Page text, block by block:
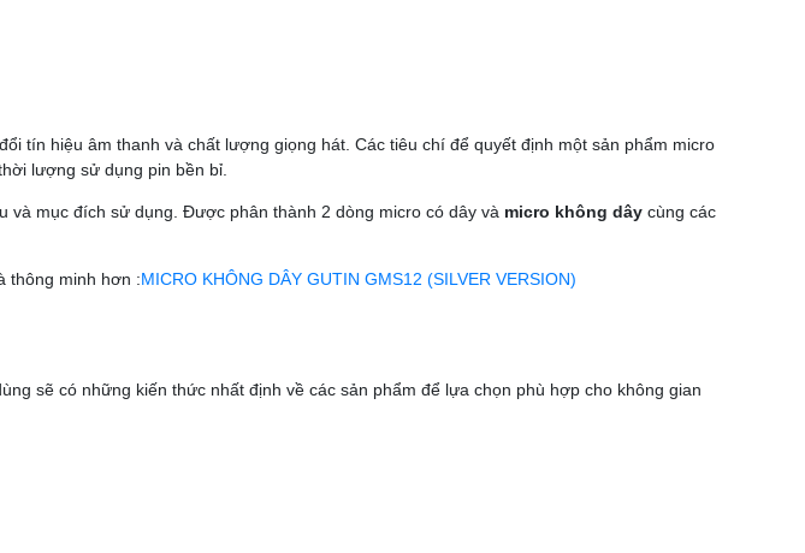
tín hiệu âm thanh và chất lượng giọng hát. Các tiêu chí để quyết định một sản phẩm micro
lượng sử dụng pin bền bỉ.
và mục đích sử dụng. Được phân thành 2 dòng micro có dây và micro không dây cùng các
thông minh hơn :MICRO KHÔNG DÂY GUTIN GMS12 (SILVER VERSION)
sẽ có những kiến thức nhất định về các sản phẩm để lựa chọn phù hợp cho không gian